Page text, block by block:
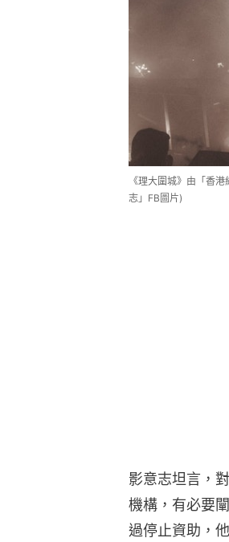
《理大圍城》由「香
志」FB圖片)
影意志坦言，
機構，有必要
過停止資助，